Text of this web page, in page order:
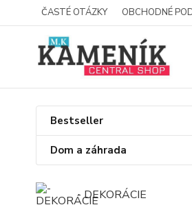
ČASTÉ OTÁZKY OBCHODNÉ
Bestseller
Dom a záhrada
- DEKORÁCIE